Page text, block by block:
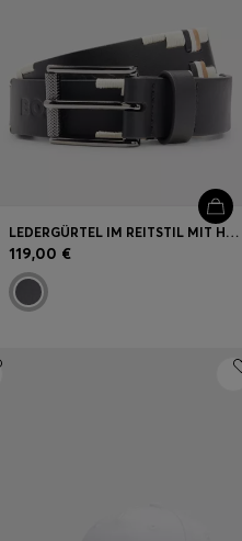
LEDERGÜRTEL IM REITSTIL MIT HANDGESTICKTEN SIGNATURE-STREIFEN
119,00 €